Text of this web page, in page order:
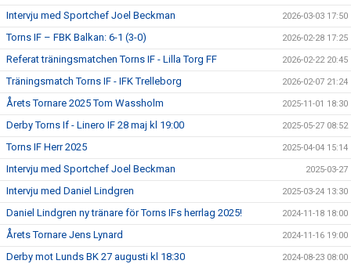
Intervju med Sportchef Joel Beckman 2026-03-03 17:50
Torns IF – FBK Balkan: 6-1 (3-0) 2026-02-28 17:25
Referat träningsmatchen Torns IF - Lilla Torg FF 2026-02-22 20:45
Träningsmatch Torns IF - IFK Trelleborg 2026-02-07 21:24
Årets Tornare 2025 Tom Wassholm 2025-11-01 18:30
Derby Torns If - Linero IF 28 maj kl 19:00 2025-05-27 08:52
Torns IF Herr 2025 2025-04-04 15:14
Intervju med Sportchef Joel Beckman 2025-03-27
Intervju med Daniel Lindgren 2025-03-24 13:30
Daniel Lindgren ny tränare för Torns IFs herrlag 2025! 2024-11-18 18:00
Årets Tornare Jens Lynard 2024-11-16 19:00
Derby mot Lunds BK 27 augusti kl 18:30 2024-08-23 08:00